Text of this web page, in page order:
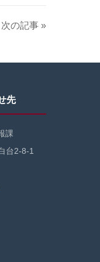
次の記事 »
先
課
台2-8-1